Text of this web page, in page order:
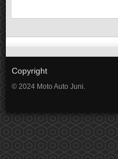
Copyright
© 2024 Moto Auto Juni.